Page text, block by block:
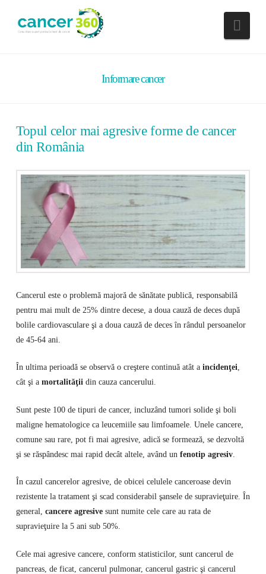
Informare cancer
Topul celor mai agresive forme de cancer
din România
Cancerul este o problemă majoră de sănătate publică, responsabilă
pentru mai mult de 25% dintre decese, a doua cauză de deces după
bolile cardiovasculare şi a doua cauză de deces în rândul persoanelor
de 45-64 ani.
În ultima perioadă se observă o creştere continuă atât a incidenţei
cât şi a mortalităţii din cauza cancerului.
Sunt peste 100 de tipuri de cancer, incluzând tumori solide şi boli
maligne hematologice ca leucemiile sau limfoamele. Unele cancere,
comune sau rare, pot fi mai agresive, adică se formează, se dezvoltă
şi se răspândesc mai rapid decât altele, având un fenotip agresiv.
În cazul cancerelor agresive, de obicei celulele canceroase devin
rezistente la tratament şi scad considerabil şansele de supravieţuire. În
general, cancere agresive sunt numite cele care au rata de
supravieţuire la 5 ani sub 50%.
Cele mai agresive cancere, conform statisticilor, sunt cancerul de
pancreas, de ficat, cancerul pulmonar, cancerul gastric şi cancerul